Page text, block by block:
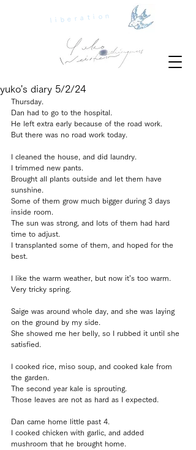
liberation
yuko's diary 5/2/24
Thursday.
Dan had to go to the hospital.
He left extra early because of the road work.
But there was no road work today.
I cleaned the house, and did laundry.
I trimmed new pants.
Brought all plants outside and let them have
sunshine.
Some of them grow much bigger during 3 days
inside room.
The sun was strong, and lots of them had hard
time to adjust.
I transplanted some of them, and hoped for the
best.
I like the warm weather, but now it’s too warm.
Very tricky spring.
Saige was around whole day, and she was laying
on the ground by my side.
She showed me her belly, so I rubbed it until she
satisfied.
I cooked rice, miso soup, and cooked kale from
the garden.
The second year kale is sprouting.
Those leaves are not as hard as I expected.
Dan came home little past 4.
I cooked chicken with garlic, and added
mushroom that he brought home.